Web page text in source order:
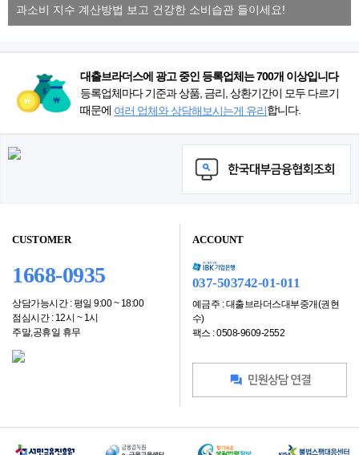
과소비 지수 계산방법 보고 건강한 소비습관 들이세요!
대출브라더스에 광고 중인 등록업체는 700개 이상입니다
등록업체마다 기준과 상품, 금리, 상환기간이 모두 다르기
때문에 여러 업체와 상담해보시는게 유리합니다.
CUSTOMER
1668-0935
상담가능시간 : 평일 9:00 ~ 18:00
점심시간 : 12시 ~ 1시
주말,공휴일 휴무
ACCOUNT
037-503742-01-011
예금주 : 대출브라더스대부중개(권현
수)
팩스 : 0508-9609-2552